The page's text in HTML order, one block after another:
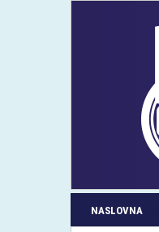
NASLOVNA